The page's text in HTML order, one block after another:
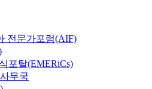
전문가포럼(AIF)
포탈(EMERiCs)
무국